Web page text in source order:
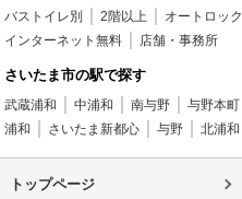
バストイレ別 2階以上 オートロック
インターネット無料
店舗・事務所
さいたま市の駅で探す
武蔵浦和 中浦和 南与野 与野本町
浦和
さいたま新都心 与野 北浦和
トップページ